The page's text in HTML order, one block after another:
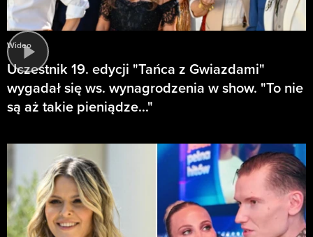
Wideo
Uczestnik 19. edycji "Tańca z Gwiazdami"
wygadał się ws. wynagrodzenia w show. "To nie
są aż takie pieniądze..."